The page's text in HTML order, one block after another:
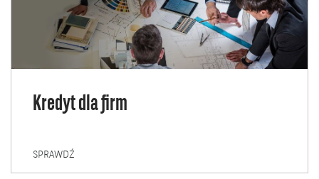
Kredyt dla firm
SPRAWDŹ